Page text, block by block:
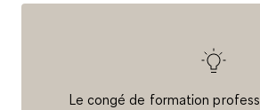
Le congé de formation